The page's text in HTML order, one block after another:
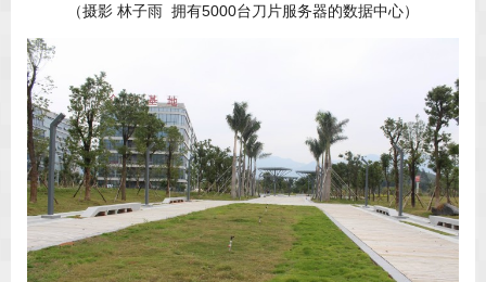
（摄影 林子雨 拥有5000台刀片服务器的数据中心）